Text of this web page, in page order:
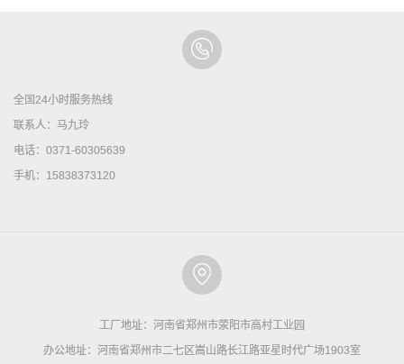
全国24小时服务热线
联系人：马九玲
电话：0371-60305639
手机：15838373120
工厂地址：河南省郑州市荥阳市高村工业园
办公地址：河南省郑州市二七区嵩山路长江路亚星时代广场1903室